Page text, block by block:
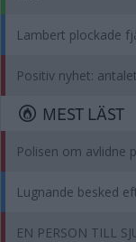
Lambert plockade
Positiv nyhet:
MEST LÄST
Polisen om avlidne
Lugnande besked
EN PERSON TILL